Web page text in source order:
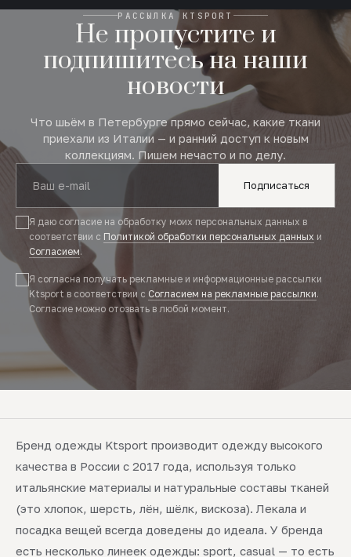
РАССЫЛКА KTSPORT
Не пропустите и
подпишитесь на наши
новости
Что шьём в Петербурге прямо сейчас, какие ткани
приехали из Италии — и ранний доступ к новым
коллекциям. Пишем нечасто и по делу.
Подписаться
Я даю согласие на обработку моих персональных данных в
соответствии с Политикой обработки персональных данных и
Согласием.
Я согласна получать рекламные и информационные рассылки
Ktsport в соответствии с Согласием на рекламные рассылки.
Согласие можно отозвать в любой момент.
Бренд одежды Ktsport производит одежду высокого
качества в России с 2017 года, используя только
итальянские материалы и натуральные составы тканей
(это хлопок, шерсть, лён, шёлк, вискоза). Лекала и
посадка вещей всегда доведены до идеала. У бренда
есть несколько линеек одежды: sport, casual — то есть